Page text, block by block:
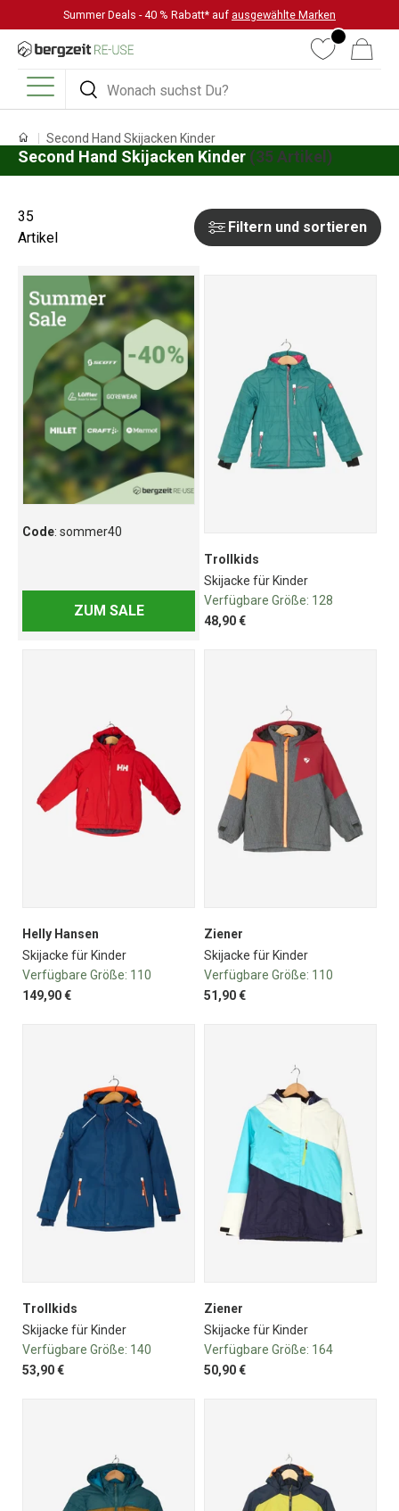
DIREKT ZUM INHALT
Summer Deals - 40 % Rabatt* auf ausgewählte Marken
Suchen
Suchen
WunschlisteWarenkorb
Menü
Second Hand Skijacken Kinder
Second Hand Skijacken Kinder (35 Artikel)
Filtern und sortieren
35
Artikel
Code: sommer40
ZUM SALE
Trollkids
Skijacke für Kinder
Verfügbare Größe: 128
48,90 €
Helly Hansen
Skijacke für Kinder
Verfügbare Größe: 110
149,90 €
Ziener
Skijacke für Kinder
Verfügbare Größe: 110
51,90 €
Trollkids
Skijacke für Kinder
Verfügbare Größe: 140
53,90 €
Ziener
Skijacke für Kinder
Verfügbare Größe: 164
50,90 €